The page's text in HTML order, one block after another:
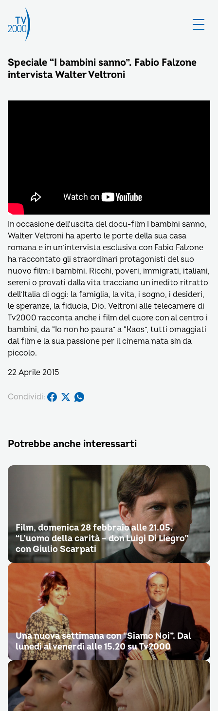
Speciale “I bambini sanno”. Fabio Falzone
intervista Walter Veltroni
In occasione dell’uscita del docu-film I bambini sanno,
Walter Veltroni ha aperto le porte della sua casa
romana e in un’intervista esclusiva con Fabio Falzone
ha raccontato gli straordinari protagonisti del suo
nuovo film: i bambini. Ricchi, poveri, immigrati, italiani,
sereni o provati dalla vita tracciano un inedito ritratto
dell’Italia di oggi: la famiglia, la vita, i sogno, i desideri,
le speranze, la fiducia, Dio. Veltroni alle telecamere di
Tv2000 racconta anche i film del cuore con al centro i
bambini, da “Io non ho paura” a “Kaos”, tutti omaggiati
dal film e la sua passione per il cinema nata sin da
piccolo.
22 Aprile 2015
Condividi:
Potrebbe anche interessarti
Film, domenica 28 febbraio alle 21.05.
“L’uomo della carità – don Luigi Di Liegro”
con Giulio Scarpati
Una nuova settimana con “Siamo Noi”. Dal
lunedì al venerdì alle 15.20 su Tv2000